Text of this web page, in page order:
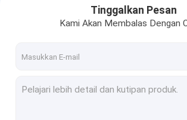
PC Sentuh AIO
Layar Sentuh PCAP
Tinggalkan Pesan
Kami Akan Membalas Dengan